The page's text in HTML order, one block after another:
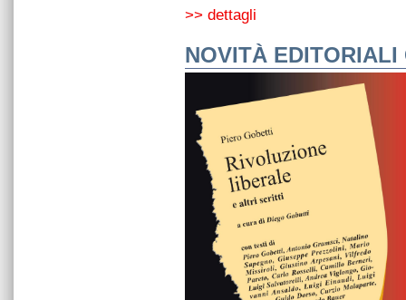
>> dettagli
NOVITÀ EDITORIALI